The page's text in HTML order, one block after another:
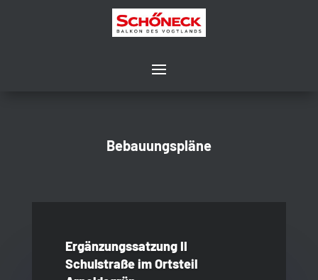
Bebauungspläne
Ergänzungssatzung II
Schulstraße im Ortsteil